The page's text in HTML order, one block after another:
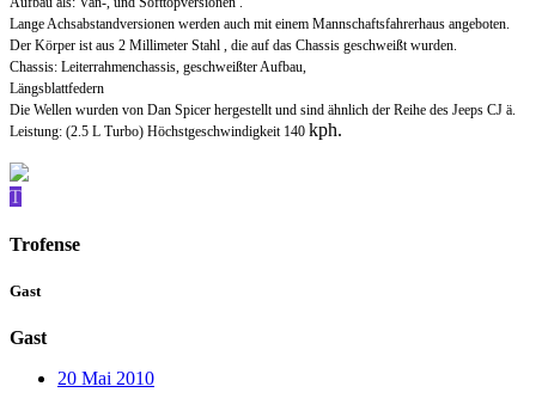
Lange Achsabstandversionen werden auch mit einem Mannschaftsfahrerhaus angeboten.
Der Körper ist aus 2 Millimeter Stahl , die auf das Chassis geschweißt wurden.
Chassis: Leiterrahmenchassis, geschweißter Aufbau,
Längsblattfedern
Die Wellen wurden von Dan Spicer hergestellt und sind ähnlich der Reihe des Jeeps CJ ä.
Leistung: (2.5 L Turbo) Höchstgeschwindigkeit 140 kph.
T
Trofense
Gast
Gast
20 Mai 2010